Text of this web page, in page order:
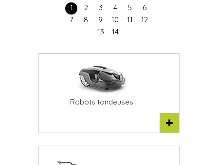
1 2 3 4 5
6
7
8 9 10 11
12
13
14
Robots tondeuses